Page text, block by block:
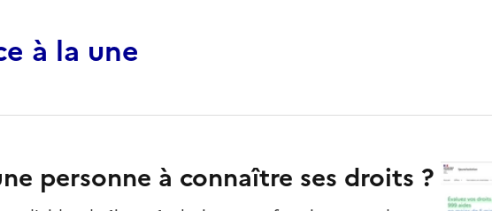
à la une
personne à connaître ses droits ?